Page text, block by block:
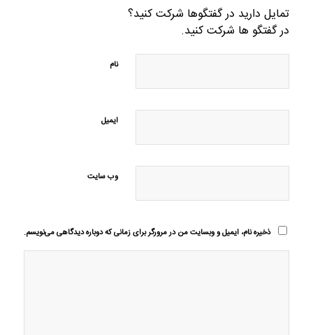
تمایل دارید در گفتگوها شرکت کنید؟
در گفتگو ها شرکت کنید.
نام
ایمیل
وب‌ سایت
ذخیره نام، ایمیل و وبسایت من در مرورگر برای زمانی که دوباره دیدگاهی می‌نویسم.